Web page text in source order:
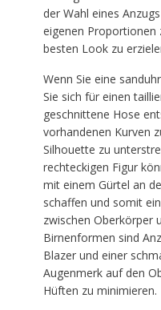
der Wahl eines
eigenen Proportionen
besten Look zu
Wenn Sie eine
Sie sich für einen
geschnittene Hose
vorhandenen Kurven
Silhouette zu
rechteckigen Figur
mit einem Gürtel an
schaffen und somit
zwischen Oberkörper
Birnenformen sind
Blazer und einer
Augenmerk auf den
Hüften zu minimieren.